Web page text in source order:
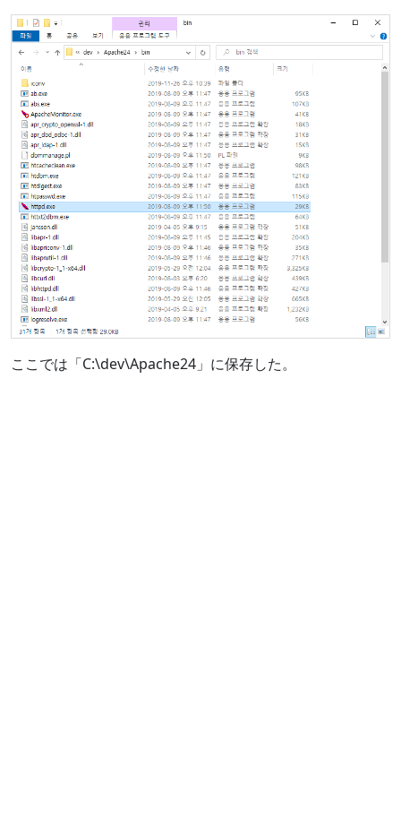
ここでは「C:\dev\Apache24」に保存した。